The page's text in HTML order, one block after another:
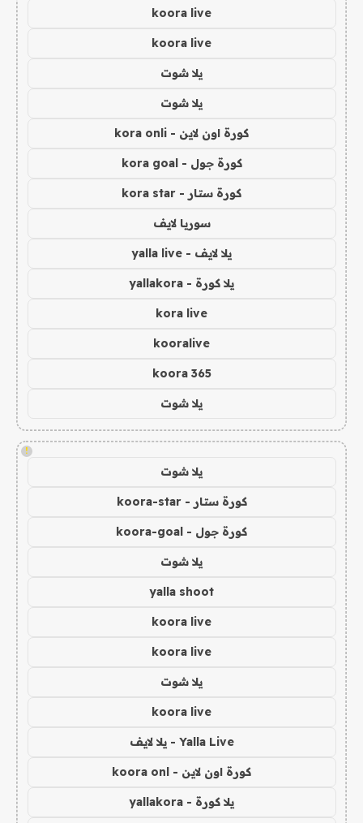
koora live
koora live
يلا شوت
يلا شوت
كورة اون لاين - kora onli
كورة جول - kora goal
كورة ستار - kora star
سوريا لايف
يلا لايف - yalla live
يلا كورة - yallakora
kora live
kooralive
koora 365
يلا شوت
!
يلا شوت
كورة ستار - koora-star
كورة جول - koora-goal
يلا شوت
yalla shoot
koora live
koora live
يلا شوت
koora live
Yalla Live - يلا لايف
كورة اون لاين - koora onl
يلا كورة - yallakora